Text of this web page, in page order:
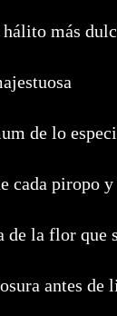
más
de lo
cada piropo
de la flor que
antes de